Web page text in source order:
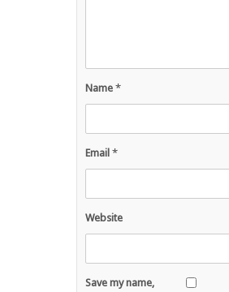
Name *
Email *
Website
Save my name,